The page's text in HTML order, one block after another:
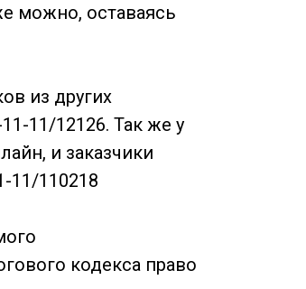
можно, оставаясь
из других
11/12126. Так же у
и заказчики
11/110218
кодекса право